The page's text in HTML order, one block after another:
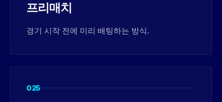
프리매치
경기 시작 전에 미리 배팅하는 방식.
025